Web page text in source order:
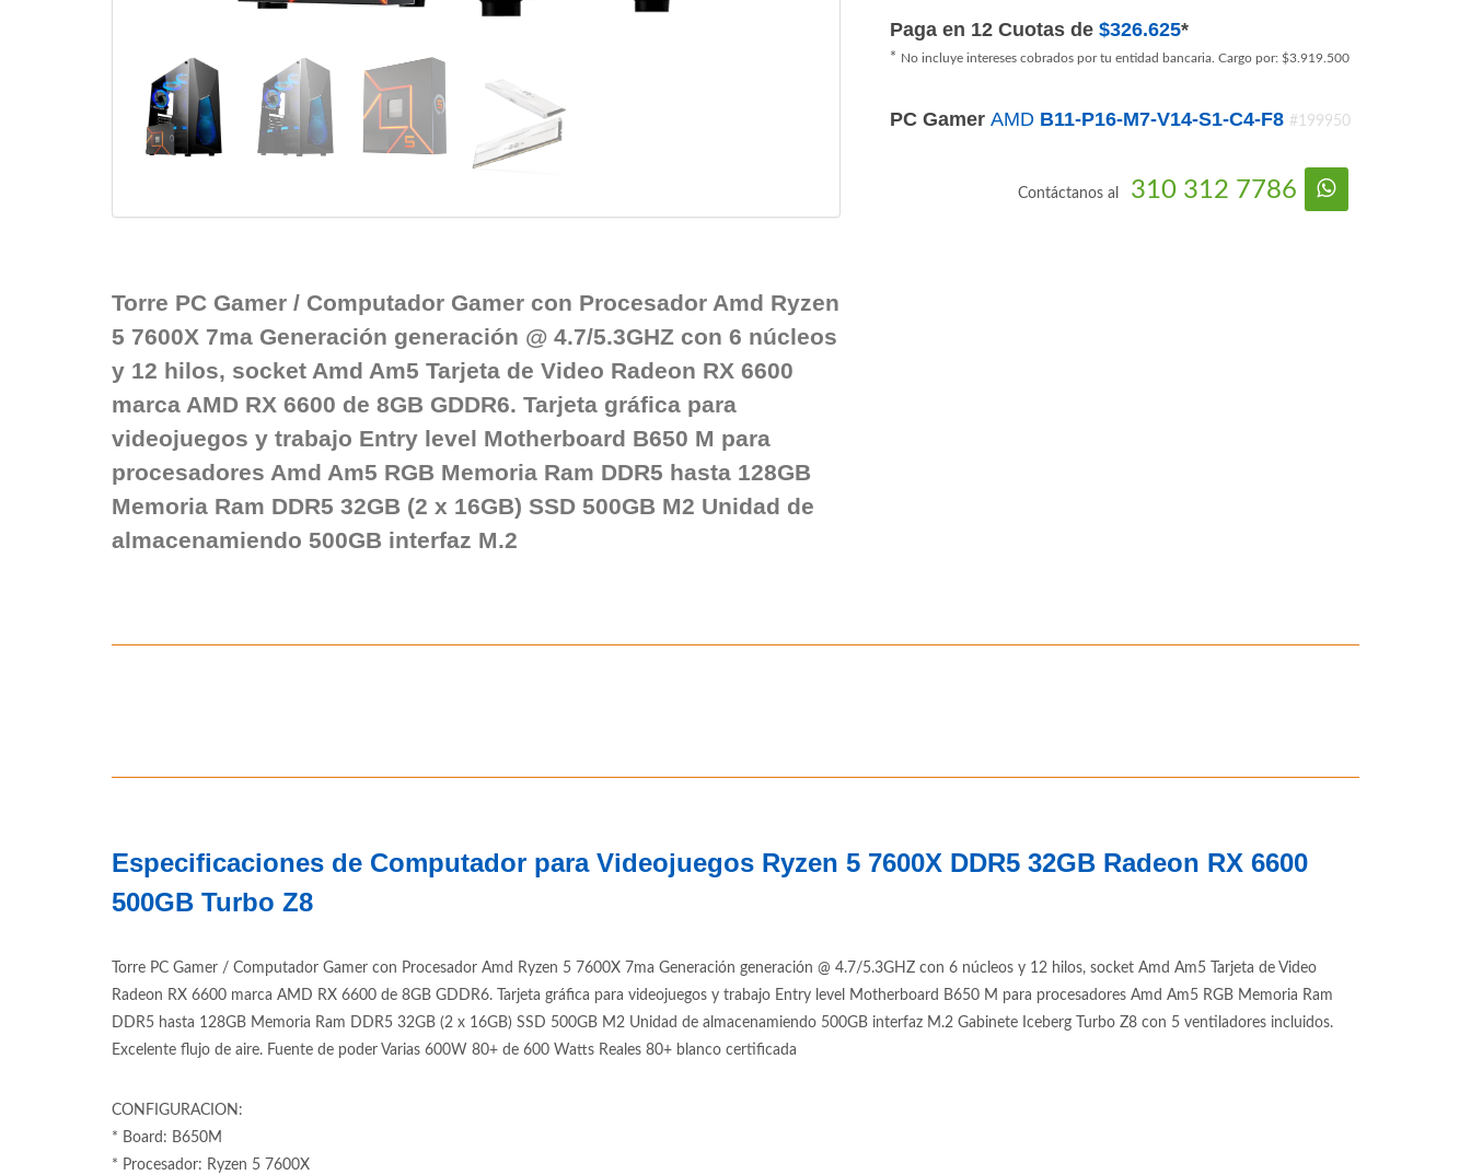
Torre PC Gamer / Computador Gamer con Procesador Amd Ryzen
5 7600X 7ma Generación generación @ 4.7/5.3GHZ con 6 núcleos
y 12 hilos, socket Amd Am5 Tarjeta de Video Radeon RX 6600
marca AMD RX 6600 de 8GB GDDR6. Tarjeta gráfica para
videojuegos y trabajo Entry level Motherboard B650 M para
procesadores Amd Am5 RGB Memoria Ram DDR5 hasta 128GB
Memoria Ram DDR5 32GB (2 x 16GB) SSD 500GB M2 Unidad de
almacenamiendo 500GB interfaz M.2
Paga en 12 Cuotas de$326.625*
* No incluye intereses cobrados por tu entidad bancaria. Cargo por: $3.919.500
PC GamerAMD B11-P16-M7-V14-S1-C4-F8 #199950
Contáctanos al 310 312 7786
Especificaciones de Computador para Videojuegos Ryzen 5 7600X DDR5 32GB Radeon RX 6600
500GB Turbo Z8
Torre PC Gamer / Computador Gamer con Procesador Amd Ryzen 5 7600X 7ma Generación generación @ 4.7/5.3GHZ con 6 núcleos y 12 hilos, socket Amd Am5 Tarjeta de Video
Radeon RX 6600 marca AMD RX 6600 de 8GB GDDR6. Tarjeta gráfica para videojuegos y trabajo Entry level Motherboard B650 M para procesadores Amd Am5 RGB Memoria Ram
DDR5 hasta 128GB Memoria Ram DDR5 32GB (2 x 16GB) SSD 500GB M2 Unidad de almacenamiendo 500GB interfaz M.2 Gabinete Iceberg Turbo Z8 con 5 ventiladores incluidos.
Excelente flujo de aire. Fuente de poder Varias 600W 80+ de 600 Watts Reales 80+ blanco certificada
CONFIGURACION:
* Board: B650M
* Procesador: Ryzen 5 7600X